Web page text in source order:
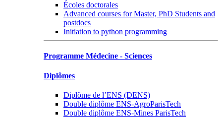
Écoles doctorales
Advanced courses for Master, PhD Students and
postdocs
Initiation to python programming
Programme Médecine - Sciences
Diplômes
Diplôme de l’ENS (DENS)
Double diplôme ENS-AgroParisTech
Double diplôme ENS-Mines ParisTech